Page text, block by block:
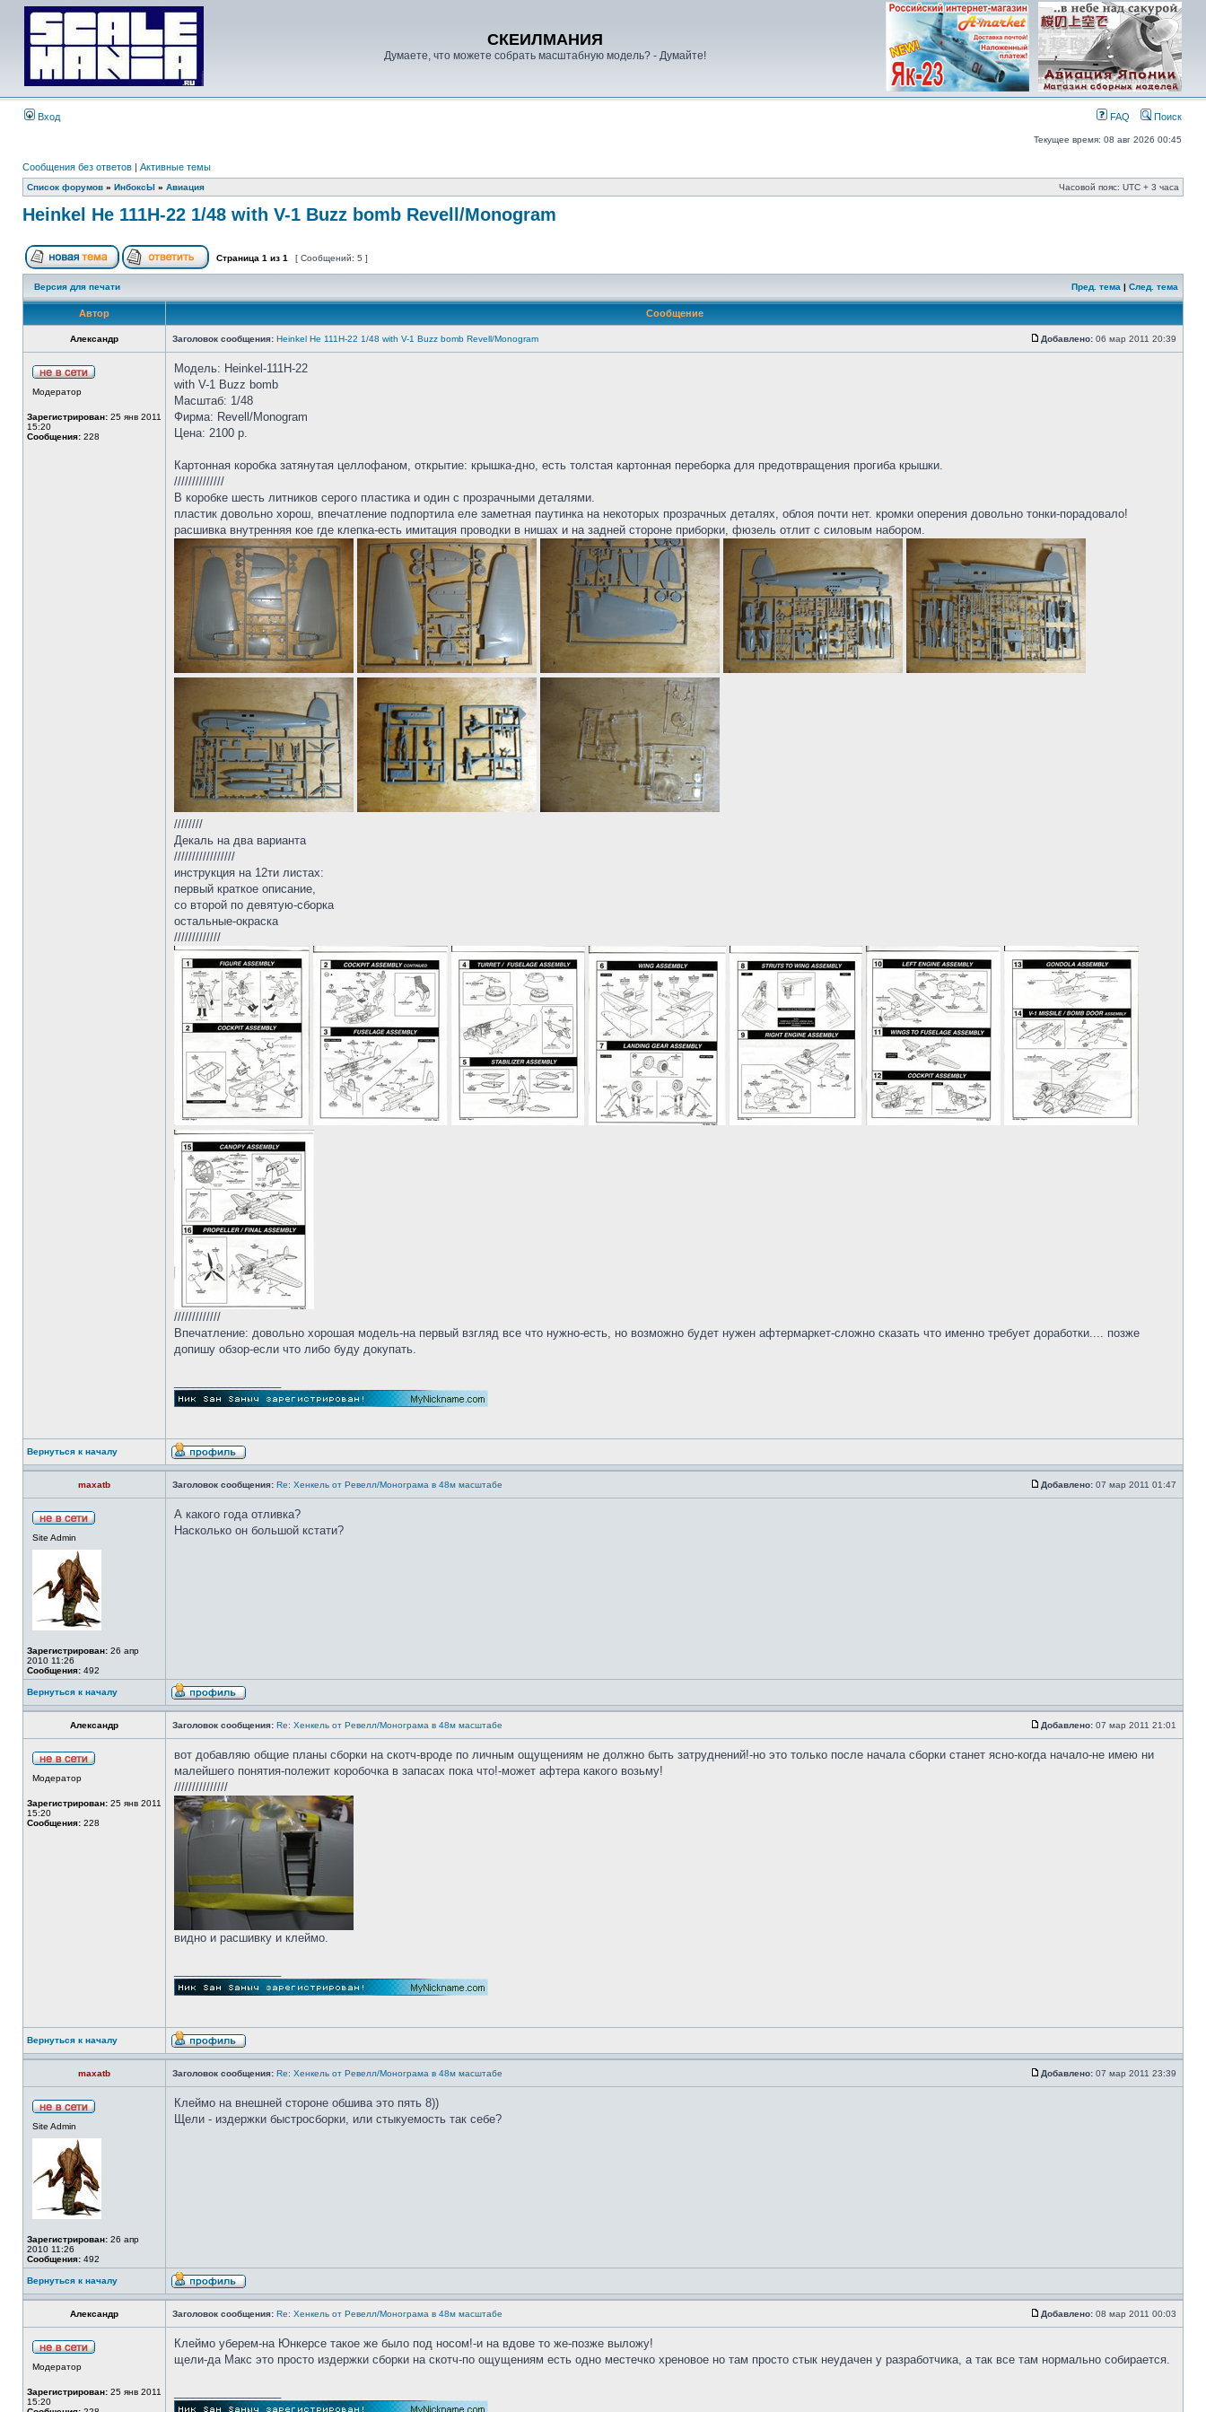
СКЕИЛМАНИЯ
Думаете, что можете собрать масштабную модель? - Думайте!
Вход FAQ Поиск
Текущее время: 08 авг 2026 00:45
Сообщения без ответов | Активные темы
Список форумов » ИнбоксЫ » Авиация Часовой пояс: UTC + 3 часа
Heinkel He 111H-22 1/48 with V-1 Buzz bomb Revell/Monogram
Страница 1 из 1 [ Сообщений: 5 ]
Версия для печати Пред. тема | След. тема
Автор Сообщение
Александр Заголовок сообщения: Heinkel He 111H-22 1/48 with V-1 Buzz bomb Revell/Monogram Добавлено: 06 мар 2011 20:39
Модератор
Зарегистрирован: 25 янв 2011
15:20
Сообщения: 228
Модель: Heinkel-111H-22
with V-1 Buzz bomb
Масштаб: 1/48
Фирма: Revell/Monogram
Цена: 2100 р.
Картонная коробка затянутая целлофаном, открытие: крышка-дно, есть толстая картонная переборка для предотвращения прогиба крышки.
//////////////
В коробке шесть литников серого пластика и один с прозрачными деталями.
пластик довольно хорош, впечатление подпортила еле заметная паутинка на некоторых прозрачных деталях, облоя почти нет. кромки оперения довольно тонки-порадовало!
расшивка внутренняя кое где клепка-есть имитация проводки в нишах и на задней стороне приборки, фюзель отлит с силовым набором.
////////
Декаль на два варианта
/////////////////
инструкция на 12ти листах:
первый краткое описание,
со второй по девятую-сборка
остальные-окраска
/////////////
/////////////
Впечатление: довольно хорошая модель-на первый взгляд все что нужно-есть, но возможно будет нужен афтермаркет-сложно сказать что именно требует доработки.... позже
допишу обзор-если что либо буду докупать.
Вернуться к началу
maxatb Заголовок сообщения: Re: Хенкель от Ревелл/Монограма в 48м масштабе Добавлено: 07 мар 2011 01:47
Site Admin
Зарегистрирован: 26 апр
2010 11:26
Сообщения: 492
А какого года отливка?
Насколько он большой кстати?
Вернуться к началу
Александр Заголовок сообщения: Re: Хенкель от Ревелл/Монограма в 48м масштабе Добавлено: 07 мар 2011 21:01
Модератор
Зарегистрирован: 25 янв 2011
15:20
Сообщения: 228
вот добавляю общие планы сборки на скотч-вроде по личным ощущениям не должно быть затруднений!-но это только после начала сборки станет ясно-когда начало-не имею ни
малейшего понятия-полежит коробочка в запасах пока что!-может афтера какого возьму!
///////////////
видно и расшивку и клеймо.
Вернуться к началу
maxatb Заголовок сообщения: Re: Хенкель от Ревелл/Монограма в 48м масштабе Добавлено: 07 мар 2011 23:39
Site Admin
Зарегистрирован: 26 апр
2010 11:26
Сообщения: 492
Клеймо на внешней стороне обшива это пять 8))
Щели - издержки быстросборки, или стыкуемость так себе?
Вернуться к началу
Александр Заголовок сообщения: Re: Хенкель от Ревелл/Монограма в 48м масштабе Добавлено: 08 мар 2011 00:03
Модератор
Зарегистрирован: 25 янв 2011
15:20
Клеймо уберем-на Юнкерсе такое же было под носом!-и на вдове то же-позже выложу!
щели-да Макс это просто издержки сборки на скотч-по ощущениям есть одно местечко хреновое но там просто стык неудачен у разработчика, а так все там нормально собирается.